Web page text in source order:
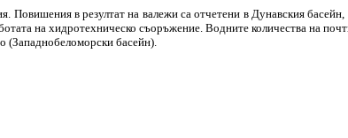
в резултат на валежи са отчетени в Дунавския
на хидротехническо съоръжение. Водните количества на
(Западнобеломорски басейн).